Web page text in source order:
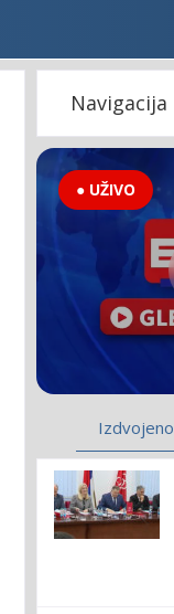
Navigacija
● UŽIVO
Izdvojeno